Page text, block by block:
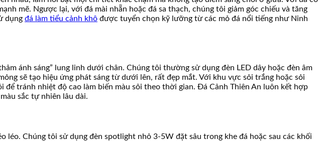
mẽ. Ngược lại, với đá mài nhẵn hoặc đá sa thạch, chúng tôi giảm góc chiếu và tăng
dụng đá làm tiểu cảnh khô được tuyển chọn kỹ lưỡng từ các mỏ đá nổi tiếng như Ninh
ánh sáng” lung linh dưới chân. Chúng tôi thường sử dụng đèn LED dây hoặc đèn âm
sẽ tạo hiệu ứng phát sáng từ dưới lên, rất đẹp mắt. Với khu vực sỏi trắng hoặc sỏi
để tránh nhiệt độ cao làm biến màu sỏi theo thời gian. Đá Cảnh Thiên An luôn kết hợp
sắc tự nhiên lâu dài.
Chúng tôi sử dụng đèn spotlight nhỏ 3-5W đặt sâu trong khe đá hoặc sau các khối